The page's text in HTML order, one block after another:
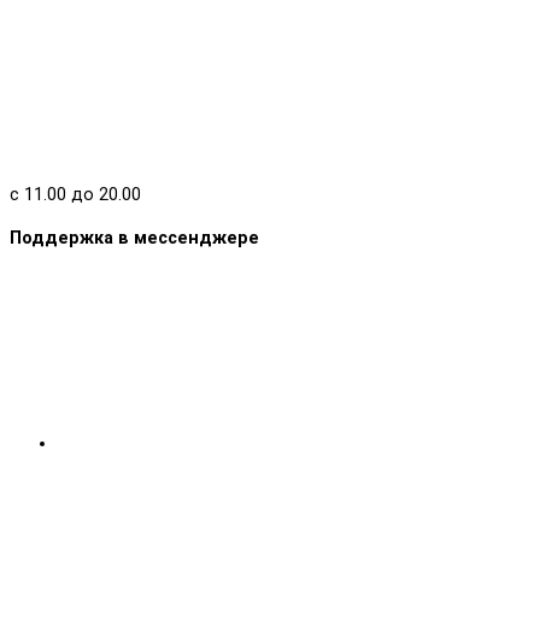
с 11.00 до 20.00
Поддержка в мессенджере